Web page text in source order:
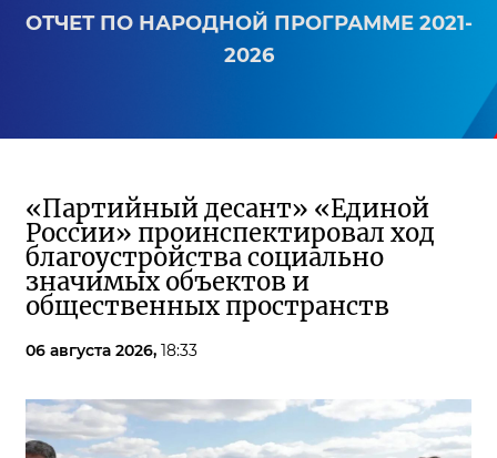
ОТЧЕТ ПО НАРОДНОЙ ПРОГРАММЕ 2021-
2026
«Партийный десант» «Единой
России» проинспектировал ход
благоустройства социально
значимых объектов и
общественных пространств
06 августа 2026, 18:33